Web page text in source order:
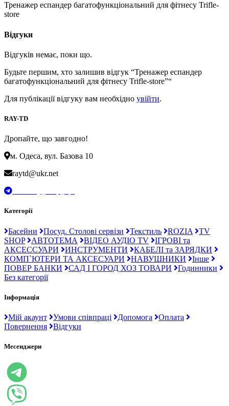
Тренажер еспандер багатофункціональний для фітнесу Trifle-
store
Відгуки
Відгуків немає, поки що.
Будьте першим, хто залишив відгук “Тренажер еспандер
багатофункціональний для фітнесу Trifle-store”“
Для публікації відгуку вам необхідно увійти.
RAY-TD
Дропайте, що завгодно!
м. Одеса, вул. Базова 10
raytd@ukr.net
Категорії
Басейни Посуд. Столові сервізи Текстиль ROZIA
TV
SHOP
АВТОТЕМА ВІДЕО АУДІО TV
ІГРОВІ та
АКСЕССУАРИ
ИНСТРУМЕНТИ
КАБЕЛІ та ЗАРЯДКИ
КОМП`ЮТЕРИ ТА АКСЕСУАРИ
НАВУШНИКИ
Інше
ПОВЕР БАНКИ
САД І ГОРОД ХОЗ ТОВАРИ
Годинники
Без категорії
Інформація
Мій акаунт Умови співпраці Допомога
Оплата
Повернення
Відгуки
Месенджери